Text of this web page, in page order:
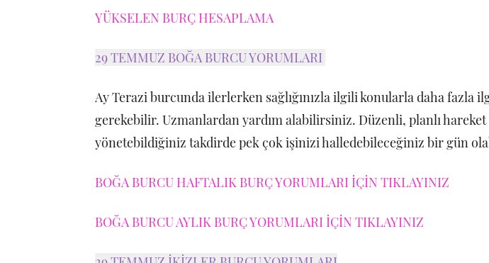
YÜKSELEN BURÇ HESAPLAMA
29 TEMMUZ BOĞA BURCU YORUMLARI
Ay Terazi burcunda ilerlerken sağlığınızla ilgili konularla daha fazla
gerekebilir. Uzmanlardan yardım alabilirsiniz. Düzenli, planlı hareket
yönetebildiğiniz takdirde pek çok işinizi halledebileceğiniz bir gün
BOĞA BURCU HAFTALIK BURÇ YORUMLARI İÇİN TIKLAYINIZ
BOĞA BURCU AYLIK BURÇ YORUMLARI İÇİN TIKLAYINIZ